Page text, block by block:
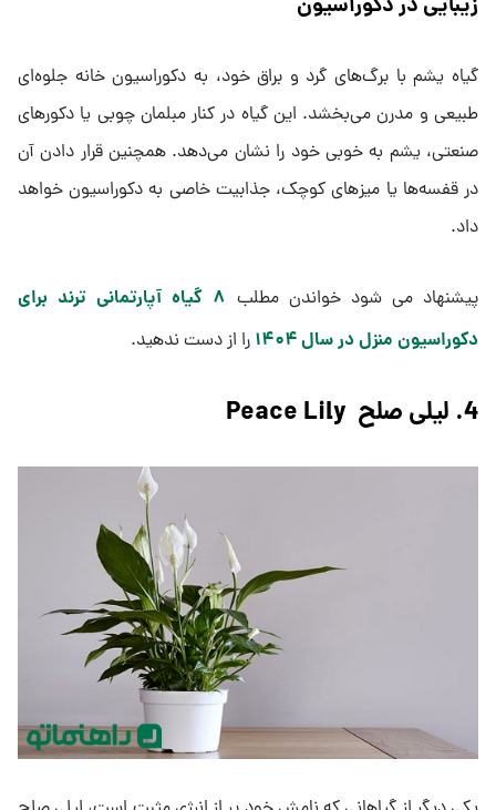
زیبایی در دکوراسیون
گیاه یشم با برگ‌های گرد و براق خود، به دکوراسیون خانه جلوه‌ای
طبیعی و مدرن می‌بخشد. این گیاه در کنار مبلمان چوبی یا دکورهای
صنعتی، یشم به خوبی خود را نشان می‌دهد. همچنین قرار دادن آن
در قفسه‌ها یا میزهای کوچک، جذابیت خاصی به دکوراسیون خواهد
داد.
پیشنهاد می شود خواندن مطلب
۸ گیاه آپارتمانی ترند برای
دکوراسیون منزل در سال ۱۴۰۴
را از دست ندهید.
4. لیلی صلح Peace Lily